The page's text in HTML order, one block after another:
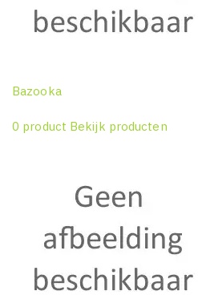
Bazooka
0 product Bekijk producten